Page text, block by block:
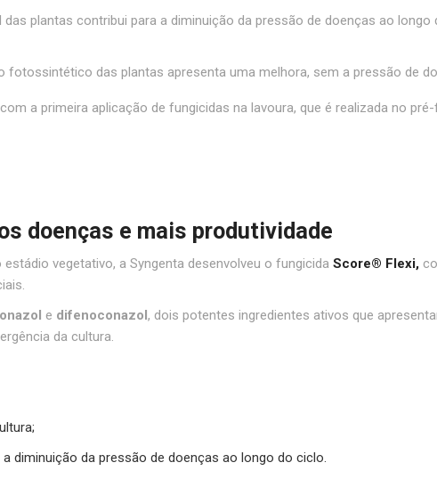
das plantas contribui para a diminuição da pressão de doenças ao
fotossintético das plantas apresenta uma melhora, sem a pressão de
a primeira aplicação de fungicidas na lavoura, que é realizada no
doenças e mais produtividade
vegetativo, a Syngenta desenvolveu o fungicida Score® Flexi,
e difenoconazol, dois potentes ingredientes ativos que
da cultura.
diminuição da pressão de doenças ao longo do ciclo.